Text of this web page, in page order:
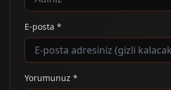
E-posta *
Yorumunuz *